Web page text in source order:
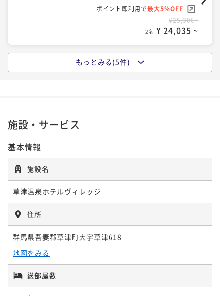
ポイント即利用で 最大5％OFF
¥34,100~
2名 ¥ 32,395 ~
【屋内で遊べる温水プール】◇ファミリー旅行におす
すめ◇テルメテルメフリーパス＆バイキングプラン♪
放題リゾートパスポート付き！
二食付き 現地決済可 事前決済可
ポイント即利用で最大5％OFF
2名 ¥ 34,485 ~
ポイント即利用で最大5％OFF
¥25,300~
2名 ¥ 24,035 ~
＜朝食付き＞◇1日の始まりは森林浴散策と朝ごはん◇
【割引プラン】＜宿の日＞遊び放題リゾートパスポー
二食付き 現地決済可 事前決済可
¥ 31,036 ~
【草津温泉を満喫】◇標高1200メートルの自然と温泉
で過ごす◇リフレッシュ＆バイキングプラン♪
もっとみる(5件)
施設・サービス
基本情報
施設名
草津温泉ホテルヴィレッジ
住所
群馬県吾妻郡草津町大字草津618
地図をみる
総部屋数